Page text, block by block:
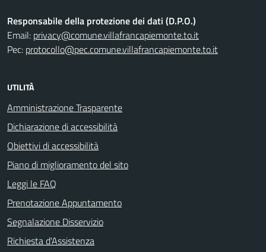
Responsabile della protezione dei dati (D.P.O.)
Email: privacy@comune.villafrancapiemonte.to.it
Pec: protocollo@pec.comune.villafrancapiemonte.to.it
UTILITÀ
Amministrazione Trasparente
Dichiarazione di accessibilità
Obiettivi di accessibilità
Piano di miglioramento del sito
Leggi le FAQ
Prenotazione Appuntamento
Segnalazione Disservizio
Richiesta d'Assistenza